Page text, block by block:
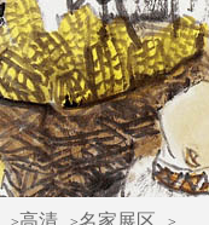
高清 名家展区